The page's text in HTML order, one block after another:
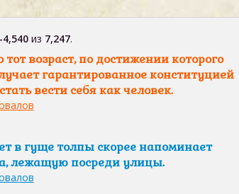
из 7,247.
тот возраст, по достижении которого
гарантированное конституцией
вести себя как человек.
в гуще толпы скорее напоминает
лежащую посреди улицы.